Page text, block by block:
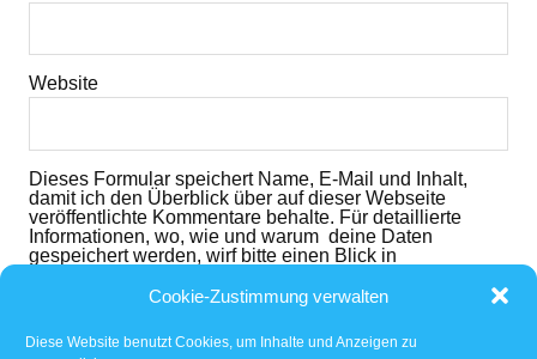
Cookie-Zustimmung verwalten
Diese Website benutzt Cookies, um Inhalte und Anzeigen zu
Website
Dieses Formular speichert Name, E-Mail und Inhalt,
damit ich den Überblick über auf dieser Webseite
veröffentlichte Kommentare behalte. Für detaillierte
Informationen, wo, wie und warum deine Daten
gespeichert werden, wirf bitte einen Blick in
Button nimmst du diese zur Kenntnis und akzeptierst
Ich habe die Datenschutzerklärung gelesen und